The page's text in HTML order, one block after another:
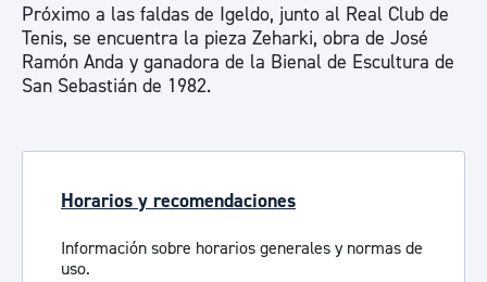
Próximo a las faldas de Igeldo, junto al Real Club de
Tenis, se encuentra la pieza Zeharki, obra de José
Ramón Anda y ganadora de la Bienal de Escultura de
San Sebastián de 1982.
Horarios y recomendaciones
Información sobre horarios generales y normas de
uso.